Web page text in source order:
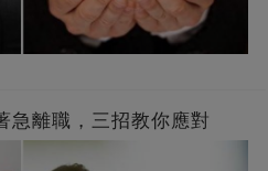
急離職，三招教你應對